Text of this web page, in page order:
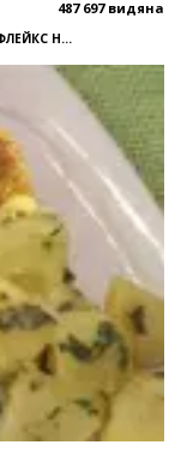
487 697 видяна
Н...